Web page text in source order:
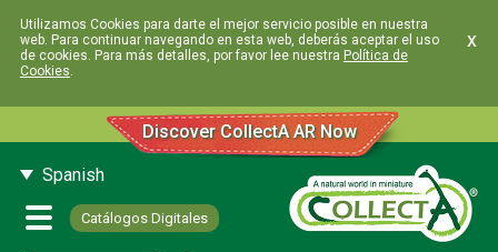
Utilizamos Cookies para darte el mejor servicio posible en nuestra
web. Para continuar navegando en esta web, deberás aceptar el uso
de cookies. Para más detalles, por favor lee nuestra Política de
Cookies.
x
Discover CollectA AR Now
Spanish
Catálogos Digitales